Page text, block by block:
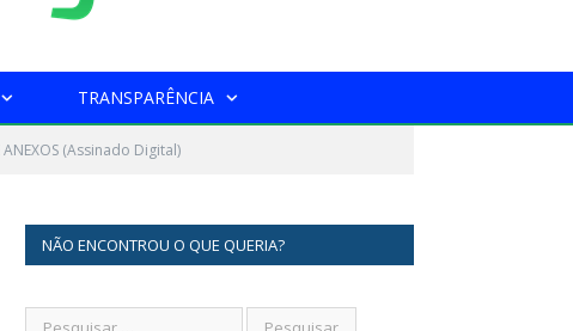
TRANSPARÊNCIA
ANEXOS (Assinado Digital)
NÃO ENCONTROU O QUE QUERIA?